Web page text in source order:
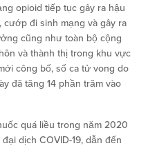
opioid tiếp tục gây ra hậu
cướp đi sinh mạng và gây ra
cũng như toàn bộ cộng
và thành thị trong khu vực
công bố, số ca tử vong do
đã tăng 14 phần trăm vào
quá liều trong năm 2020
dịch COVID-19, dẫn đến